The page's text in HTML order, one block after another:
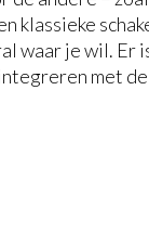
klassieke
waar je wil. Er
met